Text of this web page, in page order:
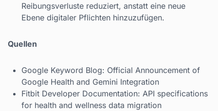
Reibungsverluste reduziert, anstatt eine neue
Ebene digitaler Pflichten hinzuzufügen.
Quellen
Google Keyword Blog: Official Announcement of
Google Health and Gemini Integration
Fitbit Developer Documentation: API specifications
for health and wellness data migration